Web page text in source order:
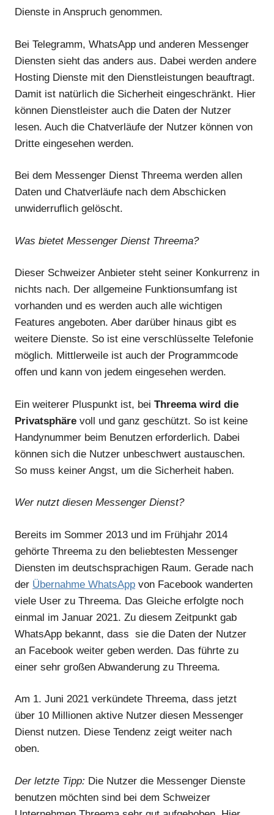
Dienste in Anspruch genommen.
Bei Telegramm, WhatsApp und anderen Messenger
Diensten sieht das anders aus. Dabei werden andere
Hosting Dienste mit den Dienstleistungen beauftragt.
Damit ist natürlich die Sicherheit eingeschränkt. Hier
können Dienstleister auch die Daten der Nutzer
lesen. Auch die Chatverläufe der Nutzer können von
Dritte eingesehen werden.
Bei dem Messenger Dienst Threema werden allen
Daten und Chatverläufe nach dem Abschicken
unwiderruflich gelöscht.
Was bietet Messenger Dienst Threema?
Dieser Schweizer Anbieter steht seiner Konkurrenz in
nichts nach. Der allgemeine Funktionsumfang ist
vorhanden und es werden auch alle wichtigen
Features angeboten. Aber darüber hinaus gibt es
weitere Dienste. So ist eine verschlüsselte Telefonie
möglich. Mittlerweile ist auch der Programmcode
offen und kann von jedem eingesehen werden.
Ein weiterer Pluspunkt ist, bei Threema wird die
Privatsphäre voll und ganz geschützt. So ist keine
Handynummer beim Benutzen erforderlich. Dabei
können sich die Nutzer unbeschwert austauschen.
So muss keiner Angst, um die Sicherheit haben.
Wer nutzt diesen Messenger Dienst?
Bereits im Sommer 2013 und im Frühjahr 2014
gehörte Threema zu den beliebtesten Messenger
Diensten im deutschsprachigen Raum. Gerade nach
der Übernahme WhatsApp von Facebook wanderten
viele User zu Threema. Das Gleiche erfolgte noch
einmal im Januar 2021. Zu diesem Zeitpunkt gab
WhatsApp bekannt, dass sie die Daten der Nutzer
an Facebook weiter geben werden. Das führte zu
einer sehr großen Abwanderung zu Threema.
Am 1. Juni 2021 verkündete Threema, dass jetzt
über 10 Millionen aktive Nutzer diesen Messenger
Dienst nutzen. Diese Tendenz zeigt weiter nach
oben.
Der letzte Tipp: Die Nutzer die Messenger Dienste
benutzen möchten sind bei dem Schweizer